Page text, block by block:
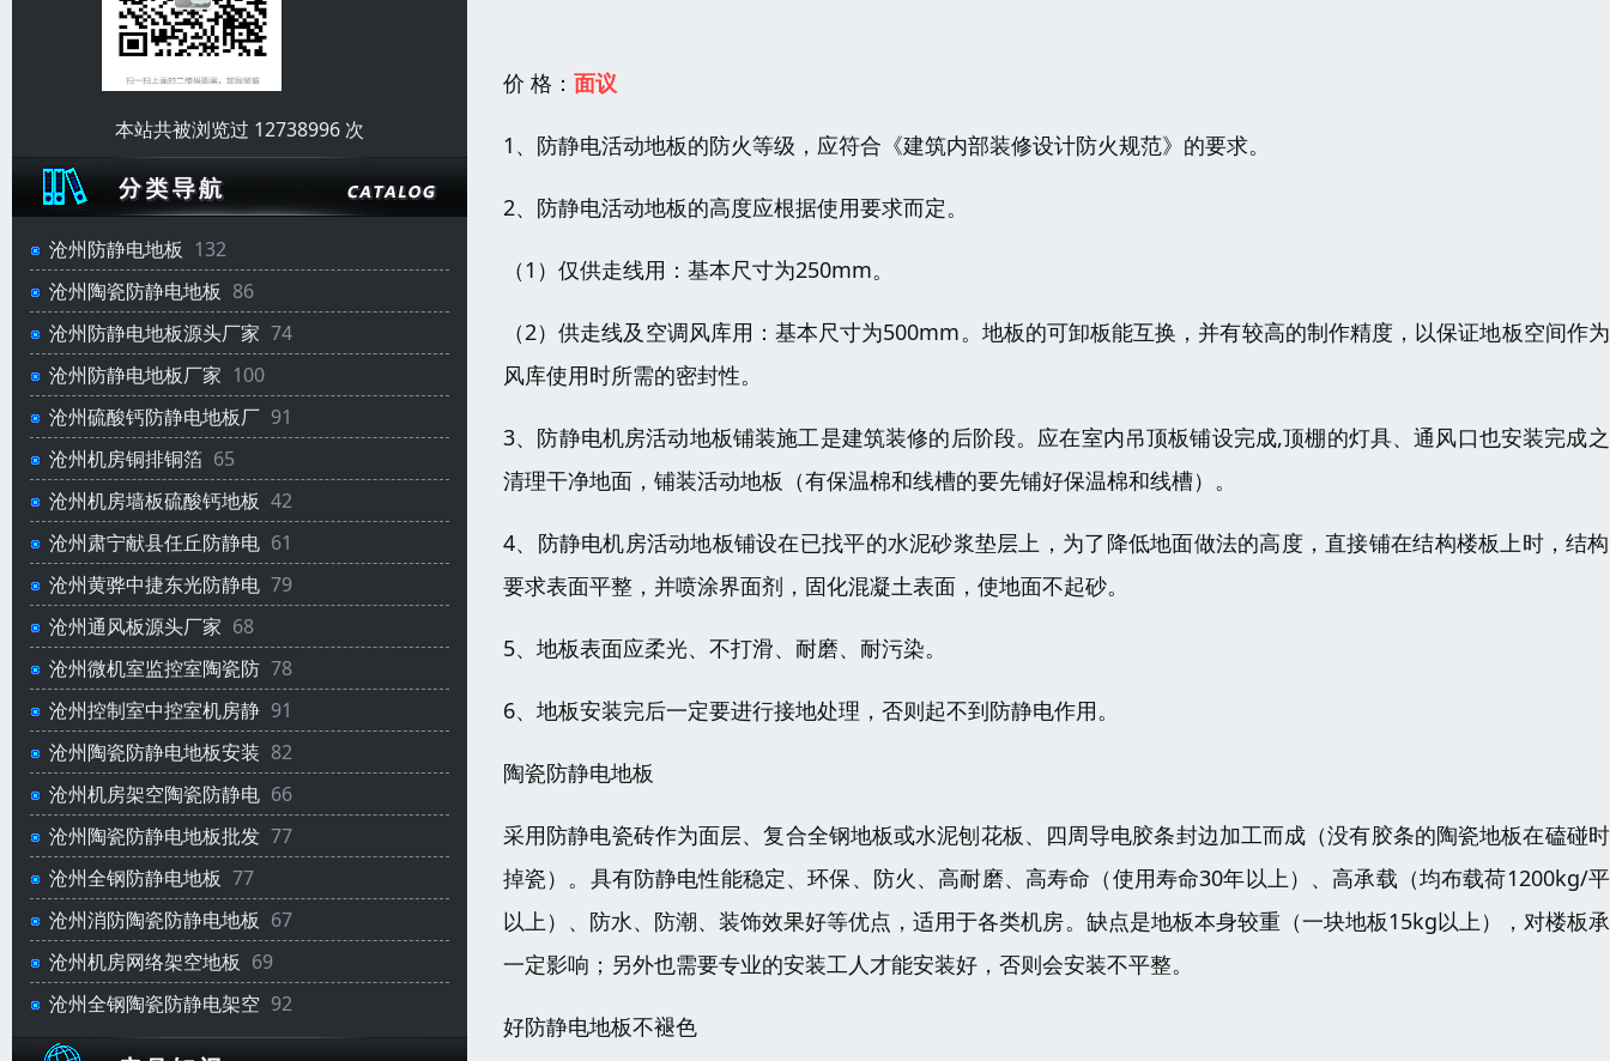
本站共被浏览过 12738996 次
沧州防静电地板 132
沧州陶瓷防静电地板 86
沧州防静电地板源头厂家 74
沧州防静电地板厂家 100
沧州硫酸钙防静电地板厂 91
沧州机房铜排铜箔 65
沧州机房墙板硫酸钙地板 42
沧州肃宁献县任丘防静电 61
沧州黄骅中捷东光防静电 79
沧州通风板源头厂家 68
沧州微机室监控室陶瓷防 78
沧州控制室中控室机房静 91
沧州陶瓷防静电地板安装 82
沧州机房架空陶瓷防静电 66
沧州陶瓷防静电地板批发 77
沧州全钢防静电地板 77
沧州消防陶瓷防静电地板 67
沧州机房网络架空地板 69
沧州全钢陶瓷防静电架空 92
价 格： 面议
1、防静电活动地板的防火等级，应符合《建筑内部装修设计防火规范》的要求。
2、防静电活动地板的高度应根据使用要求而定。
（1）仅供走线用：基本尺寸为250mm。
（2）供走线及空调风库用：基本尺寸为500mm。地板的可卸板能互换，并有较高的制作精度，以保证地板空间作
风库使用时所需的密封性。
3、防静电机房活动地板铺装施工是建筑装修的后阶段。应在室内吊顶板铺设完成,顶棚的灯具、通风口也安装完成
清理干净地面，铺装活动地板（有保温棉和线槽的要先铺好保温棉和线槽）。
4、防静电机房活动地板铺设在已找平的水泥砂浆垫层上，为了降低地面做法的高度，直接铺在结构楼板上时，结
要求表面平整，并喷涂界面剂，固化混凝土表面，使地面不起砂。
5、地板表面应柔光、不打滑、耐磨、耐污染。
6、地板安装完后一定要进行接地处理，否则起不到防静电作用。
陶瓷防静电地板
采用防静电瓷砖作为面层、复合全钢地板或水泥刨花板、四周导电胶条封边加工而成（没有胶条的陶瓷地板在磕碰
掉瓷）。具有防静电性能稳定、环保、防火、高耐磨、高寿命（使用寿命30年以上）、高承载（均布载荷1200kg/
以上）、防水、防潮、装饰效果好等优点，适用于各类机房。缺点是地板本身较重（一块地板15kg以上），对楼板
一定影响；另外也需要专业的安装工人才能安装好，否则会安装不平整。
好防静电地板不褪色